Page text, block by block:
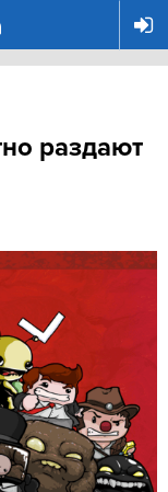
раздают